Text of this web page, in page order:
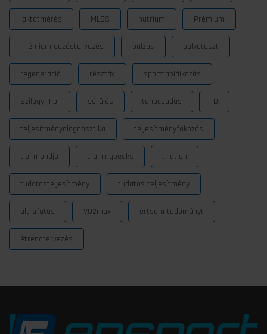
laktátmérés MLSS nutrium Prémium
Prémium edzéstervezés pulzus pályateszt
regeneráció résztáv sporttáplálkozás
Szilágyi Tibi sérülés tanácsadás TD
teljesítménydiagnosztika teljesítményfokozás
tibi mondja trainingpeaks triatlon
tudatosteljesítmény tudatos teljesítmény
ultrafutás VO2max értsd a tudományt
étrendtervezés